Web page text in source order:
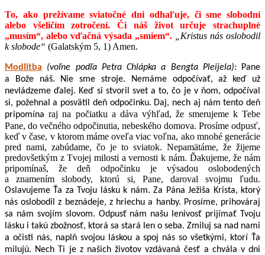
To, ako prežívame sviatočné dni odhaľuje, či sme slobodní
alebo všeličím zotročení. Či náš život určuje strachuplné
„musím“, alebo vďačná výsada „smiem“.
„Kristus nás oslobodil
k slobode“ (Galatským 5, 1) Amen.
Modlitba (voľne podľa Petra Chlápka a Bengta Pleijela): Pane
a Bože náš. Nie sme stroje. Nemáme odpočívať, až keď už
nevládzeme ďalej. Keď si stvoril svet a to, čo je v ňom, odpočíval
si, požehnal a posvätil deň odpočinku. Daj, nech aj nám tento deň
pripomínaraj na počiatku a dáva výhľad, že smerujeme k Tebe
Pane, do večného odpočinutia, nebeského domova. Prosíme odpusť,
keď v čase, v ktorom máme oveľa viac voľna, ako mnohé generácie
pred nami, zabúdame, čo je to sviatok. Nepamätáme, že žijeme
predovšetkým z Tvojej milosti a vernosti k nám. Ďakujeme, že nám
pripomínaš, že deň odpočinku je výsadou oslobodených
a znamením slobody, ktorú si, Pane, daroval svojmu ľudu.
Oslavujeme Ťa za Tvoju lásku k nám. Za Pána Ježiša Krista, ktorý
nás oslobodil z beznádeje, z hriechu a hanby. Prosíme, prihováraj
sa nám svojím slovom. Odpusť nám našu lenivosť prijímať Tvoju
lásku i takú zbožnosť, ktorá sa stará len o seba. Zmiluj sa nad nami
a očisti nás, naplň svojou láskou a spoj nás so všetkými, ktorí Ťa
milujú. Nech Ti je z našich životov vzdávaná česť a chvála v dni